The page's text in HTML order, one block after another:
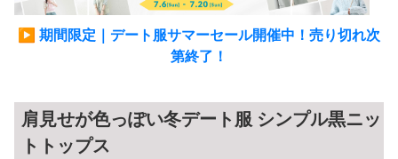
▶ 期間限定｜デート服サマーセール開催中！売り切れ次
第終了！
肩見せが色っぽい冬デート服 シンプル黒ニッ
トトップス